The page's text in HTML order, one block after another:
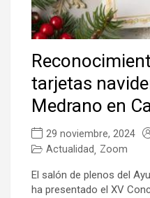
tarjetas
Medrano en
29 noviembre, 2024
Actualidad, Zoom
El salón de plenos del
ha presentado el XV